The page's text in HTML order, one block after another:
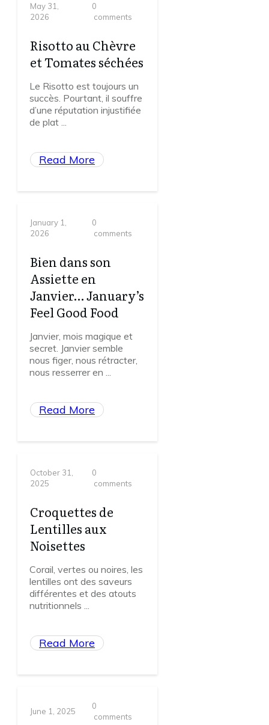
May 31,
2026
0
comments
Risotto au Chèvre
et Tomates séchées
Le Risotto est toujours un
succès. Pourtant, il souffre
d’une réputation injustifiée
de plat ...
Read More
January 1,
2026
0
comments
Bien dans son
Assiette en
Janvier… January’s
Feel Good Food
Janvier, mois magique et
secret. Janvier semble
nous figer, nous rétracter,
nous resserrer en ...
Read More
October 31,
2025
0
comments
Croquettes de
Lentilles aux
Noisettes
Corail, vertes ou noires, les
lentilles ont des saveurs
différentes et des atouts
nutritionnels ...
Read More
June 1, 2025
0
comments